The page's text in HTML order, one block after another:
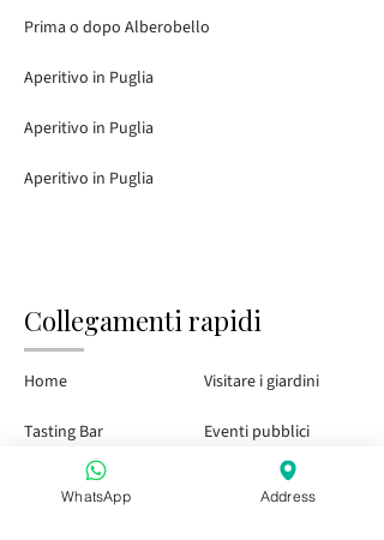
Prima o dopo Alberobello
Aperitivo in Puglia
Aperitivo in Puglia
Aperitivo in Puglia
Collegamenti rapidi
Home
Tasting Bar
Bambini e famiglia
Visitare i giardini
Eventi pubblici
Eventi privati
WhatsApp Address